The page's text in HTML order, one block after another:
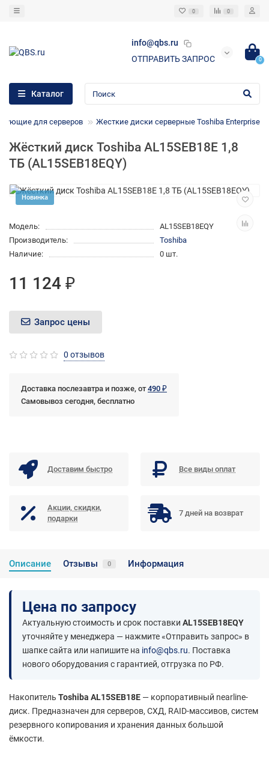
0 0
info@qbs.ru
ОТПРАВИТЬ ЗАПРОС
0
Каталог
для серверов Жесткие диски серверные Toshiba Enterprise
Жёсткий диск Toshiba AL15SEB18E 1,8
ТБ (AL15SEB18EQY)
Новинка
Модель:
AL15SEB18EQY
Производитель:
Toshiba
Наличие:
0 шт.
11 124 ₽
Запрос цены
0 отзывов
Доставка послезавтра и позже, от490 ₽
Самовывоз сегодня, бесплатно
Доставим быстро Все виды оплат
Акции, скидки,
подарки
7 дней на возврат
Описание Отзывы 0 Информация
Цена по запросу
Актуальную стоимость и срок поставки AL15SEB18EQY
уточняйте у менеджера — нажмите «Отправить запрос» в
шапке сайта или напишите на info@qbs.ru. Поставка
нового оборудования с гарантией, отгрузка по РФ.
Накопитель Toshiba AL15SEB18E — корпоративный nearline-
диск. Предназначен для серверов, СХД, RAID-массивов, систем
резервного копирования и хранения данных большой
ёмкости.